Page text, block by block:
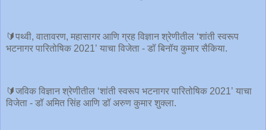
🔰पथ्वी, वातावरण, महासागर आणि ग्रह विज्ञान श्रेणीतील ‘शांती स्वरूप
भटनागर पारितोषिक 2021’ याचा विजेता - डॉ बिनॉय कुमार सैकिया.
🔰जविक विज्ञान श्रेणीतील ‘शांती स्वरूप भटनागर पारितोषिक 2021’ याचा
विजेता - डॉ अमित सिंह आणि डॉ अरुण कुमार शुक्ला.